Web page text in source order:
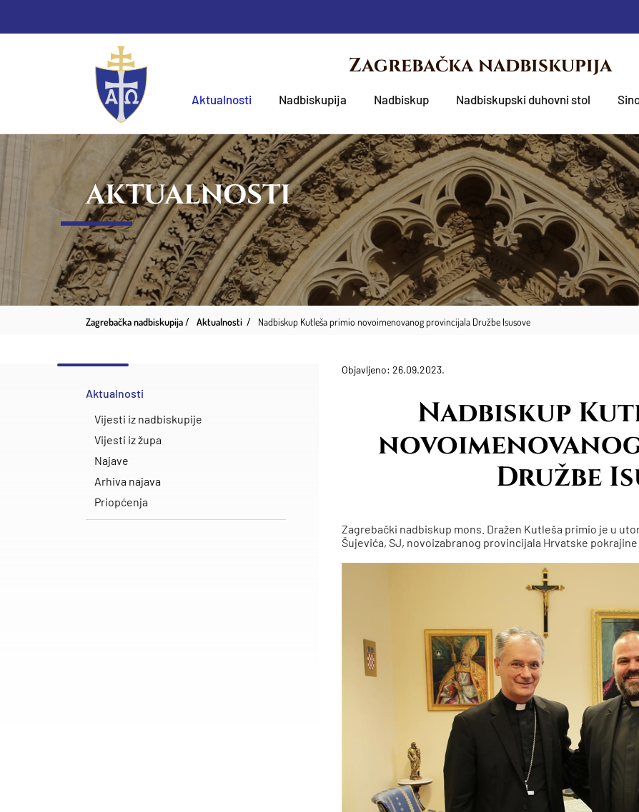
Zagrebačka nadbiskupija
Aktualnosti Nadbiskupija Nadbiskup Nadbiskupski duhovni stol
AKTUALNOSTI
Zagrebačka nadbiskupija Aktualnosti Nadbiskup Kutleša primio novoimenovanog provincijala Družbe Isusove
Aktualnosti
Vijesti iz nadbiskupije
Vijesti iz župa
Najave
Arhiva najava
Priopćenja
Objavljeno: 26.09.2023.
Nadbiskup
Družbe
Zagrebački nadbiskup mons. Dražen Kutleša primio je u
Šujevića, SJ, novoizabranog provincijala Hrvatske pokrajine